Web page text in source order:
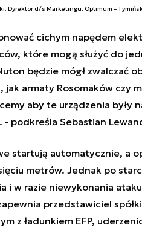
Dyrektor d/s Marketingu, Optimum –
cichym napędem
które mogą służyć do
będzie mógł zwalczać
armaty Rosomaków czy
aby te urządzenia były
- podkreśla Sebastian
startują automatycznie, a
metrów. Jednak po
i w razie niewykonania
przedstawiciel
z ładunkiem EFP,